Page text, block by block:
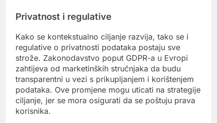
Privatnost i regulative
Kako se kontekstualno ciljanje razvija, tako se i
regulative o privatnosti podataka postaju sve
strože. Zakonodavstvo poput GDPR-a u Evropi
zahtijeva od marketinških stručnjaka da budu
transparentni u vezi s prikupljanjem i korištenjem
podataka. Ove promjene mogu uticati na strategije
ciljanje, jer se mora osigurati da se poštuju prava
korisnika.